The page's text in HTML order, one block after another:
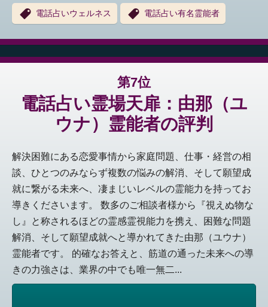
電話占いウェルネス 電話占い有名霊能者
第7位
電話占い霊場天扉：由那（ユ
ウナ）霊能者の評判
解決困難にある恋愛事情から家庭問題、仕事・経営の相
談、ひとつのみならず複数の悩みの解消、そして願望成
就に繋がる未来へ、凄まじいレベルの霊能力を持ってお
導きくださいます。 数多のご相談者様から『視えぬ物な
し』と称されるほどの霊感霊視能力を携え、困難な問題
解消、そして願望成就へと導かれてきた由那（ユウナ）
霊能者です。 的確なお答えと、筋道の通った未来への導
きの力強さは、業界の中でも唯一無二...